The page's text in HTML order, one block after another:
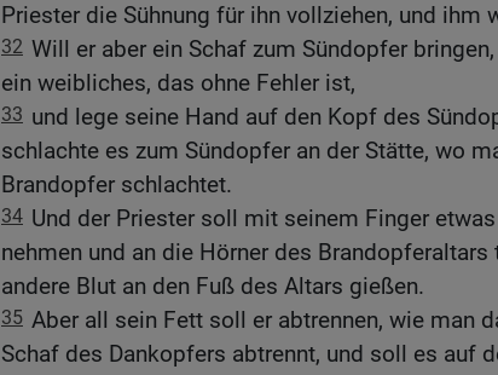
Priester die Sühnung für ihn vollziehen, und ihm
32 Will er aber ein Schaf zum Sündopfer
ein weibliches, das ohne Fehler ist,
33 und lege seine Hand auf den Kopf des
schlachte es zum Sündopfer an der Stätte, wo
Brandopfer schlachtet.
34 Und der Priester soll mit seinem Finger
nehmen und an die Hörner des Brandopferaltars
andere Blut an den Fuß des Altars gießen.
35 Aber all sein Fett soll er abtrennen, wie man
Schaf des Dankopfers abtrennt, und soll es auf